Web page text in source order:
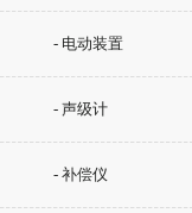
- 电动装置
- 声级计
- 补偿仪